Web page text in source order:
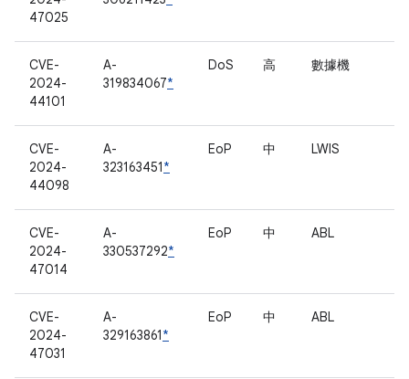
47025
CVE-
2024-
44101
A-
319834067*
DoS 高 數據機
CVE-
2024-
44098
A-
323163451*
EoP 中 LWIS
CVE-
2024-
47014
A-
330537292*
EoP 中 ABL
CVE-
2024-
47031
A-
329163861*
EoP 中 ABL